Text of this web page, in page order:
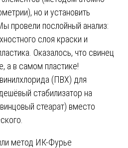
но и установить
провели послойный анализ:
слоя краски и
Оказалось, что свинец
а в самом пластике!
(ПВХ) для
стабилизатор на
стеарат) вместо
метод ИК-Фурье